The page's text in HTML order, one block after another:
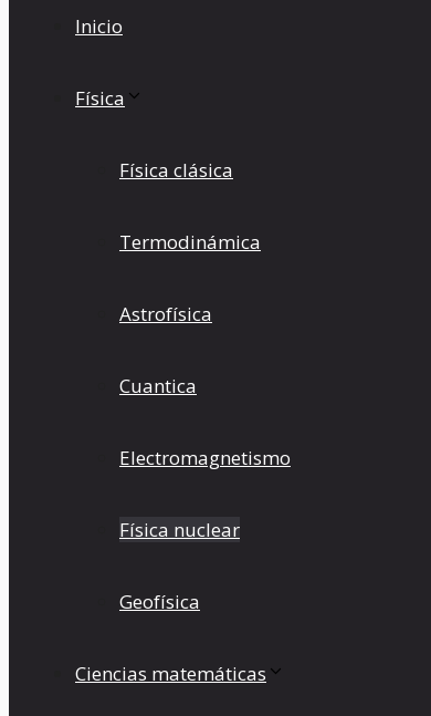
Inicio
Física
Física clásica
Termodinámica
Astrofísica
Cuantica
Electromagnetismo
Física nuclear
Geofísica
Ciencias matemáticas